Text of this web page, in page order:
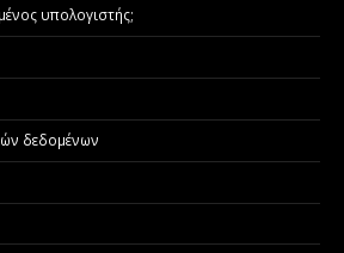
υπολογιστής;
δεδομένων